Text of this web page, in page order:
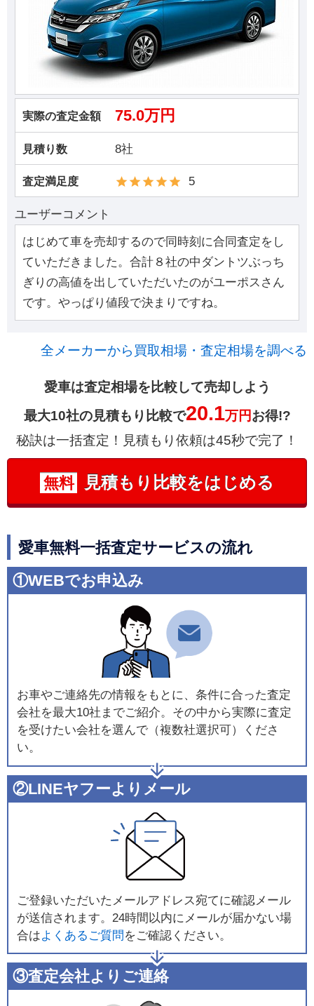
実際の査定金額 75.0万円
見積り数 8社
査定満足度 5
ユーザーコメント
はじめて車を売却するので同時刻に合同査定をし
ていただきました。合計８社の中ダントツぶっち
ぎりの高値を出していただいたのがユーポスさん
です。やっぱり値段で決まりですね。
全メーカーから買取相場・査定相場を調べる
愛車は査定相場を比較して売却しよう
最大10社の見積もり比較で20.1万円お得!?
秘訣は一括査定！見積もり依頼は45秒で完了！
無料 見積もり比較をはじめる
愛車無料一括査定サービスの流れ
①WEBでお申込み
お車やご連絡先の情報をもとに、条件に合った査定
会社を最大10社までご紹介。その中から実際に査定
を受けたい会社を選んで（複数社選択可）くださ
い。
②LINEヤフーよりメール
ご登録いただいたメールアドレス宛てに確認メール
が送信されます。24時間以内にメールが届かない場
合はよくあるご質問 をご確認ください。
③査定会社よりご連絡